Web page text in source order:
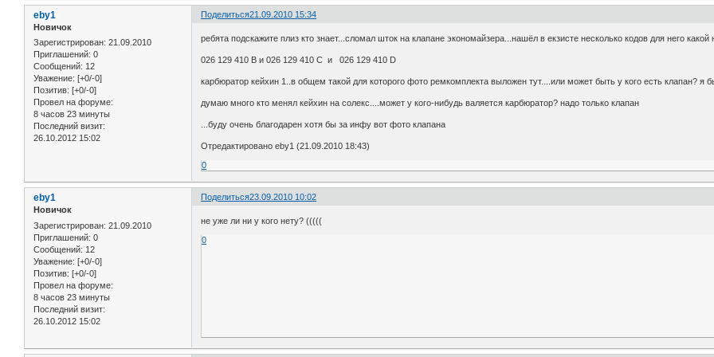
Поделиться21.09.2010 15:34
eby1
Новичок
Зарегистрирован: 21.09.2010
Приглашений: 0
Сообщений: 12
Уважение: [+0/-0]
Позитив: [+0/-0]
Провел на форуме:
8 часов 23 минуты
Последний визит:
26.10.2012 15:02
ребята подскажите плиз кто знает...сломал шток на клапане экономайзера...нашёл в екзисте несколько кодов для него какой
026 129 410 B и 026 129 410 C и 026 129 410 D
карбюратор кейхин 1..в общем такой для которого фото ремкомплекта выложен тут....или может быть у кого есть клапан?
думаю много кто менял кейхин на солекс....может у кого-нибудь валяется карбюратор? надо только клапан
...буду очень благодарен хотя бы за инфу вот фото клапана
Отредактировано eby1 (21.09.2010 18:43)
0
Поделиться23.09.2010 10:02
eby1
Новичок
Зарегистрирован: 21.09.2010
Приглашений: 0
Сообщений: 12
Уважение: [+0/-0]
Позитив: [+0/-0]
Провел на форуме:
8 часов 23 минуты
Последний визит:
26.10.2012 15:02
не уже ли ни у кого нету? (((((
0